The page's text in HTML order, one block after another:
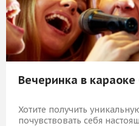
Вечеринка в караоке
Хотите получить
почувствовать себя